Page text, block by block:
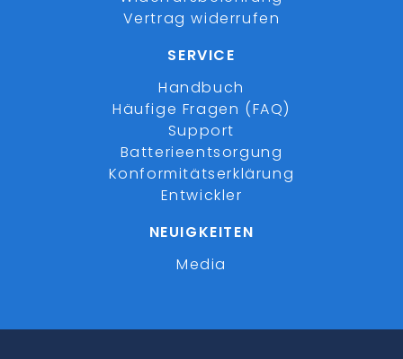
Vertrag widerrufen
SERVICE
Handbuch
Häufige Fragen (FAQ)
Support
Batterieentsorgung
Konformitätserklärung
Entwickler
NEUIGKEITEN
Media